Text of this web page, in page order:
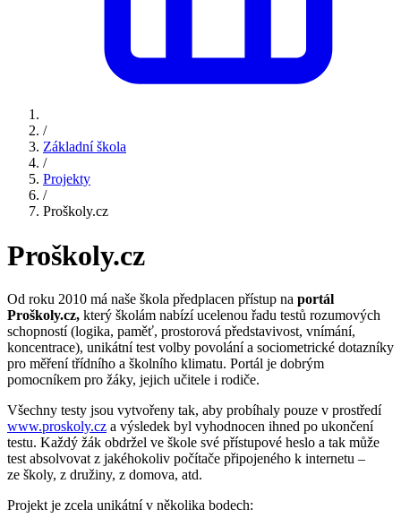
/
Základní škola
/
Projekty
/
Proškoly.cz
Proškoly.cz
Od roku 2010 má naše škola předplacen přístup na portál
Proškoly.cz, který školám nabízí ucelenou řadu testů rozumových
schopností (logika, paměť, prostorová představivost, vnímání,
koncentrace), unikátní test volby povolání a sociometrické dotazníky
pro měření třídního a školního klimatu. Portál je dobrým
pomocníkem pro žáky, jejich učitele i rodiče.
Všechny testy jsou vytvořeny tak, aby probíhaly pouze v prostředí
www.proskoly.cz a výsledek byl vyhodnocen ihned po ukončení
testu. Každý žák obdržel ve škole své přístupové heslo a tak může
test absolvovat z jakéhokoliv počítače připojeného k internetu –
ze školy, z družiny, z domova, atd.
Projekt je zcela unikátní v několika bodech: